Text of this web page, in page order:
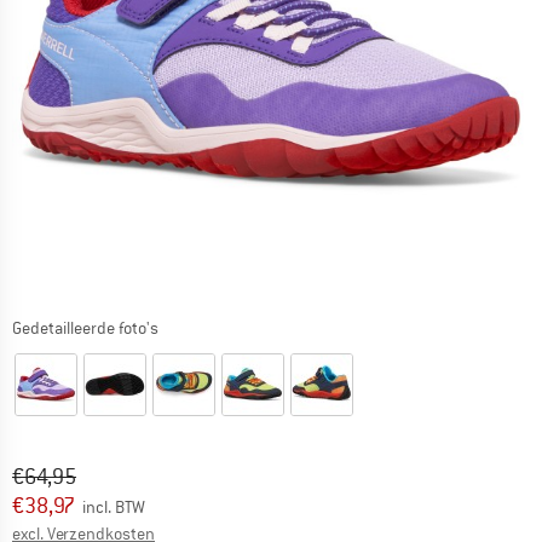
Gedetailleerde foto's
Oorspronkelijke prijs :
€64,95
Prijs:
€38,97 incl. BTW
excl. Verzendkosten